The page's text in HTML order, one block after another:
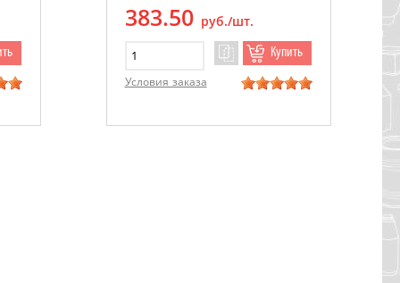
383.50 руб./шт.
Купить
Условия заказа